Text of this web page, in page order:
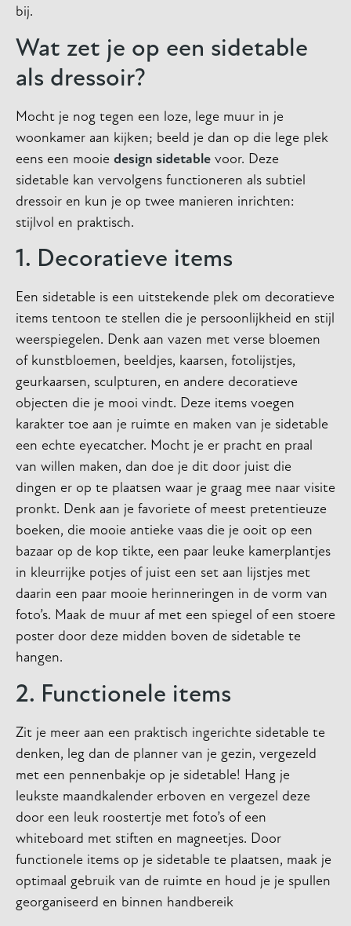
bij.
Wat zet je op een sidetable
als dressoir?
Mocht je nog tegen een loze, lege muur in je
woonkamer aan kijken; beeld je dan op die lege plek
eens een mooie design sidetable voor. Deze
sidetable kan vervolgens functioneren als subtiel
dressoir en kun je op twee manieren inrichten:
stijlvol en praktisch.
1. Decoratieve items
Een sidetable is een uitstekende plek om decoratieve
items tentoon te stellen die je persoonlijkheid en stijl
weerspiegelen. Denk aan vazen ​​met verse bloemen
of kunstbloemen, beeldjes, kaarsen, fotolijstjes,
geurkaarsen, sculpturen, en andere decoratieve
objecten die je mooi vindt. Deze items voegen
karakter toe aan je ruimte en maken van je sidetable
een echte eyecatcher. Mocht je er pracht en praal
van willen maken, dan doe je dit door juist die
dingen er op te plaatsen waar je graag mee naar visite
pronkt. Denk aan je favoriete of meest pretentieuze
boeken, die mooie antieke vaas die je ooit op een
bazaar op de kop tikte, een paar leuke kamerplantjes
in kleurrijke potjes of juist een set aan lijstjes met
daarin een paar mooie herinneringen in de vorm van
foto’s. Maak de muur af met een spiegel of een stoere
poster door deze midden boven de sidetable te
hangen.
2. Functionele items
Zit je meer aan een praktisch ingerichte sidetable te
denken, leg dan de planner van je gezin, vergezeld
met een pennenbakje op je sidetable! Hang je
leukste maandkalender erboven en vergezel deze
door een leuk roostertje met foto’s of een
whiteboard met stiften en magneetjes. Door
functionele items op je sidetable te plaatsen, maak je
optimaal gebruik van de ruimte en houd je je spullen
georganiseerd en binnen handbereik